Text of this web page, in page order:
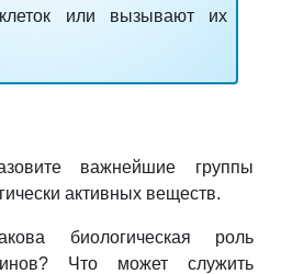
клеток или вызывают их
важнейшие группы
активных веществ.
биологическая роль
Что может служить